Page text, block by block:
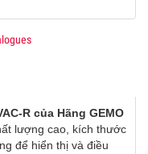
R của Hãng GEMO
lượng cao, kích thước
để hiển thị và điều